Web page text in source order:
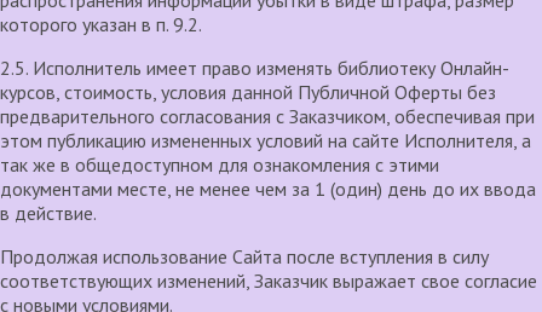
которого указан в п. 9.2.
2.5. Исполнитель имеет право изменять библиотеку Онлайн-
курсов, стоимость, условия данной Публичной Оферты без
предварительного согласования с Заказчиком, обеспечивая при
этом публикацию измененных условий на сайте Исполнителя, а
так же в общедоступном для ознакомления с этими
документами месте, не менее чем за 1 (один) день до их ввода
в действие.
Продолжая использование Сайта после вступления в силу
соответствующих изменений, Заказчик выражает свое согласие
с новыми условиями.